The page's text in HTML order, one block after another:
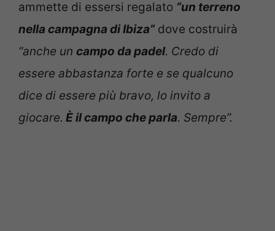
ammette di essersi regalato “un terreno
nella campagna di Ibiza” dove costruirà
“anche un campo da padel. Credo di
essere abbastanza forte e se qualcuno
dice di essere più bravo, lo invito a
giocare. È il campo che parla. Sempre”.